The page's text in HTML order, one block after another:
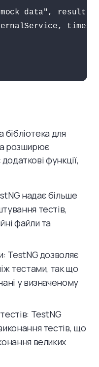
data", result);
для
розширює
функції,
надає більше
тестів,
файли та
TestNG дозволяє
тестами, так що
у визначеному
TestNG
тестів, що
великих